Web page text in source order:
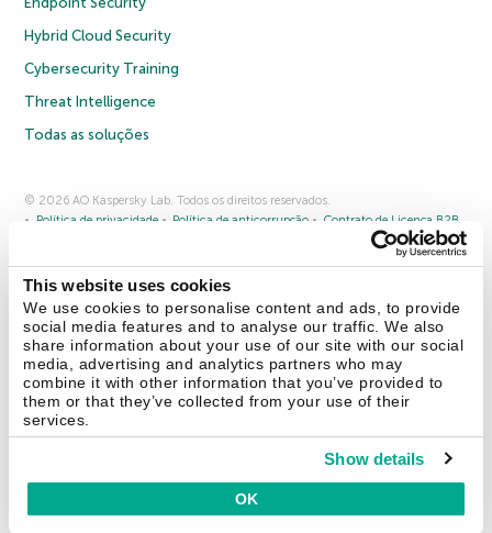
This website uses cookies
We use cookies to personalise content and ads, to provide
social media features and to analyse our traffic. We also
share information about your use of our site with our social
media, advertising and analytics partners who may
combine it with other information that you’ve provided to
them or that they’ve collected from your use of their
services.
Show details
OK
Hybrid Cloud Security
Cybersecurity Training
Threat Intelligence
Todas as soluções
© 2026 AO Kaspersky Lab. Todos os direitos reservados.
Política de privacidade
Política de anticorrupção
Contrato de Licença B2B
Cookies
Fale conosco Sobre a Kaspersky Parceiros
Comunicado à imprensa
Securelist Eugene Personal Blog
Brasil